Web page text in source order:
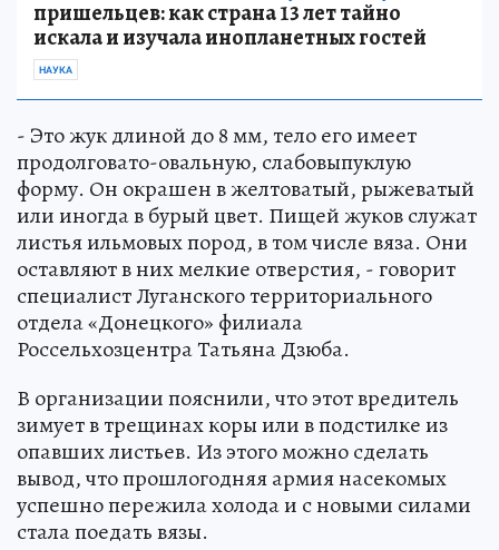
пришельцев: как страна 13 лет тайно
искала и изучала инопланетных гостей
НАУКА
- Это жук длиной до 8 мм, тело его имеет
продолговато-овальную, слабовыпуклую
форму. Он окрашен в желтоватый, рыжеватый
или иногда в бурый цвет. Пищей жуков служат
листья ильмовых пород, в том числе вяза. Они
оставляют в них мелкие отверстия, - говорит
специалист Луганского территориального
отдела «Донецкого» филиала
Россельхозцентра Татьяна Дзюба.
В организации пояснили, что этот вредитель
зимует в трещинах коры или в подстилке из
опавших листьев. Из этого можно сделать
вывод, что прошлогодняя армия насекомых
успешно пережила холода и с новыми силами
стала поедать вязы.